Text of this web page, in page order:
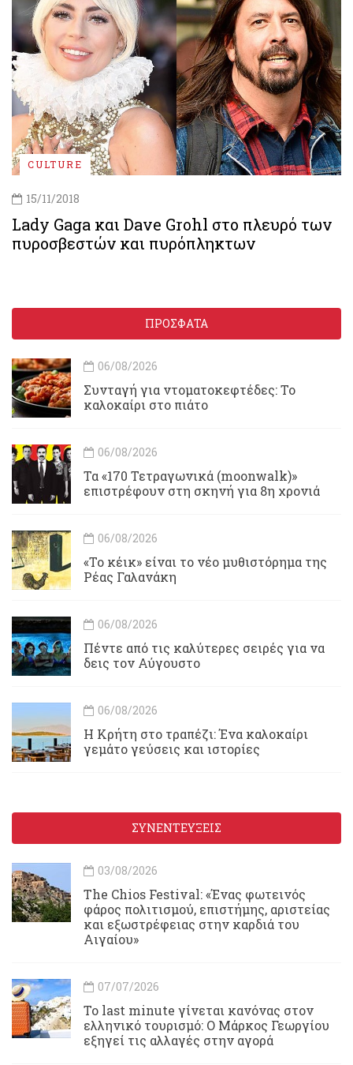
CULTURE
15/11/2018
Lady Gaga και Dave Grohl στο πλευρό των
πυροσβεστών και πυρόπληκτων
ΠΡΟΣΦΑΤΑ
06/08/2026
Συνταγή για ντοματοκεφτέδες: Το
καλοκαίρι στο πιάτο
06/08/2026
Τα «170 Τετραγωνικά (moonwalk)»
επιστρέφουν στη σκηνή για 8η χρονιά
06/08/2026
«Το κέικ» είναι το νέο μυθιστόρημα της
Ρέας Γαλανάκη
06/08/2026
Πέντε από τις καλύτερες σειρές για να
δεις τον Αύγουστο
06/08/2026
Η Κρήτη στο τραπέζι: Ένα καλοκαίρι
γεμάτο γεύσεις και ιστορίες
ΣΥΝΕΝΤΕΥΞΕΙΣ
03/08/2026
Τhe Chios Festival: «Ένας φωτεινός
φάρος πολιτισμού, επιστήμης, αριστείας
και εξωστρέφειας στην καρδιά του
Αιγαίου»
07/07/2026
Το last minute γίνεται κανόνας στον
ελληνικό τουρισμό: Ο Μάρκος Γεωργίου
εξηγεί τις αλλαγές στην αγορά